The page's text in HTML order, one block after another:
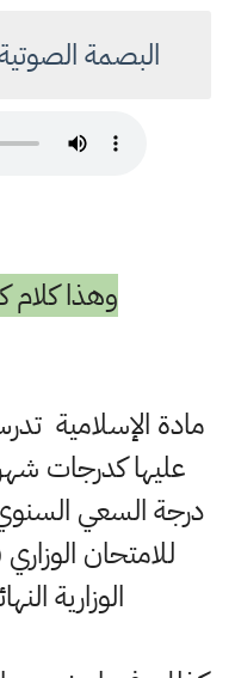
البصمة
وهذا كلام
مادة الإسلامية
عليها كدرجات
درجة السعي
للامتحان
الوزارية